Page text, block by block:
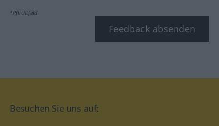
*Pflichtfeld
Feedback absenden
Besuchen Sie uns auf: